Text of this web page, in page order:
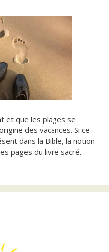
et que les plages se
des vacances. Si ce
dans la Bible, la notion
pages du livre sacré.